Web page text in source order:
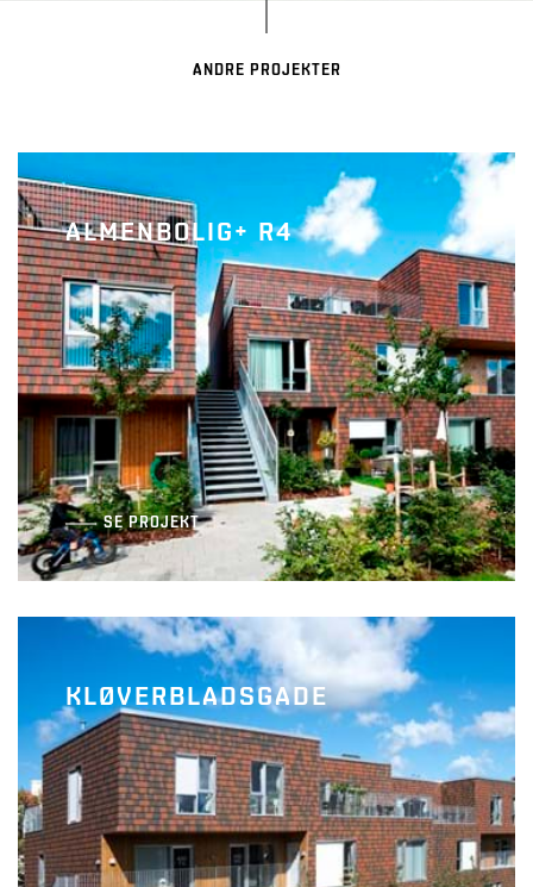
ANDRE PROJEKTER
AlmenBolig+ R4
ALMENBOLIG+ R4
SE PROJEKT
KLØVERBLADSGADE